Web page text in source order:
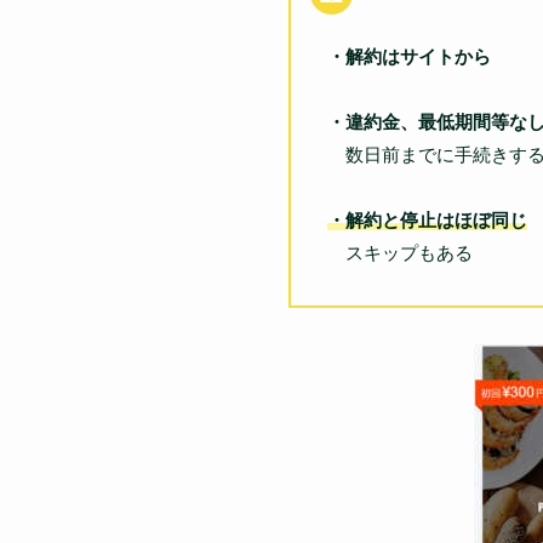
・解約はサイトから
・違約金、最低期間等な
数日前までに手続きす
・解約と停止はほぼ同じ
スキップもある